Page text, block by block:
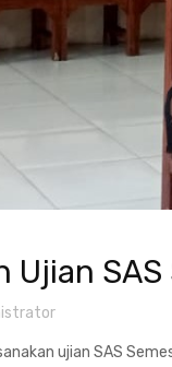
Ujian
ujian SAS